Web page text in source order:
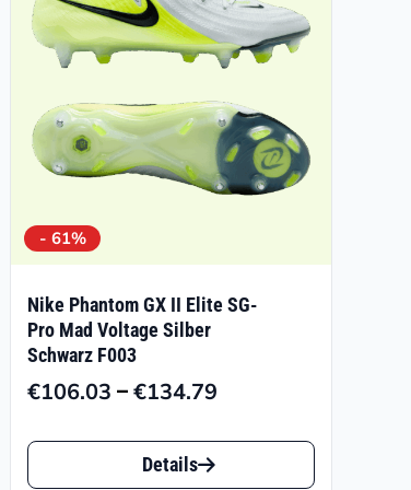
- 61%
Nike Phantom GX II Elite SG-
Pro Mad Voltage Silber
Schwarz F003
€106.03 –€134.79Preisspanne:
Dieses
Produkt
Details